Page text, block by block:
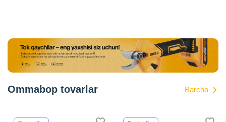
Ommabop tovarlar Barcha